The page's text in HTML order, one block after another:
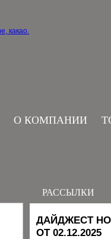
О КОМПАНИИ
РАССЫЛКИ
ДАЙДЖЕСТ
ОТ 02.12.2025